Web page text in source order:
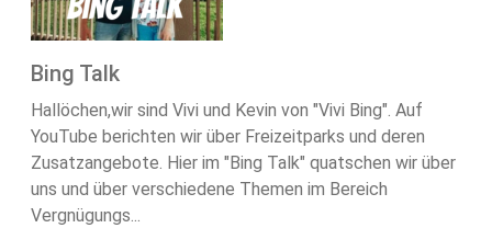
Bing Talk
Hallöchen,wir sind Vivi und Kevin von "Vivi Bing". Auf
YouTube berichten wir über Freizeitparks und deren
Zusatzangebote. Hier im "Bing Talk" quatschen wir über
uns und über verschiedene Themen im Bereich
Vergnügungs...